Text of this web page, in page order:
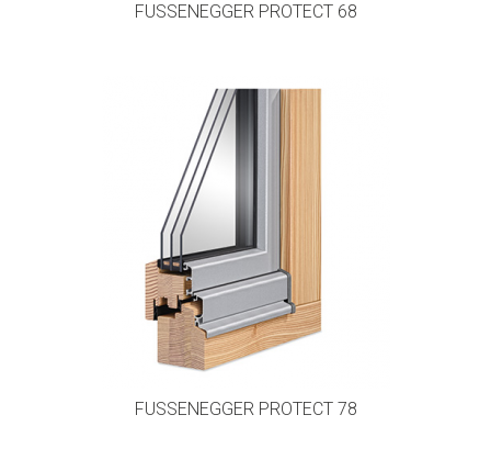
FUSSENEGGER PROTECT 68
FUSSENEGGER PROTECT 78